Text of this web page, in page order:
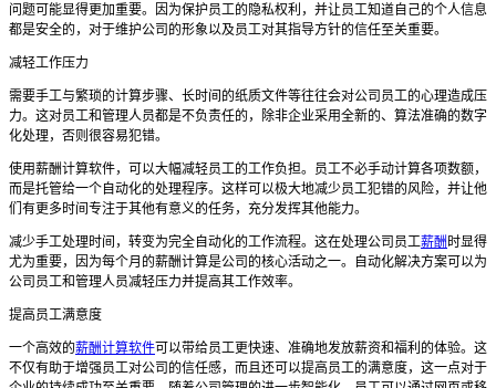
问题可能显得更加重要。因为保护员工的隐私权利，并让员工知道自己的个人信息
都是安全的，对于维护公司的形象以及员工对其指导方针的信任至关重要。
减轻工作压力
需要手工与繁琐的计算步骤、长时间的纸质文件等往往会对公司员工的心理造成压
力。这对员工和管理人员都是不负责任的，除非企业采用全新的、算法准确的数字
化处理，否则很容易犯错。
使用薪酬计算软件，可以大幅减轻员工的工作负担。员工不必手动计算各项数额，
而是托管给一个自动化的处理程序。这样可以极大地减少员工犯错的风险，并让他
们有更多时间专注于其他有意义的任务，充分发挥其他能力。
减少手工处理时间，转变为完全自动化的工作流程。这在处理公司员工薪酬时显得
尤为重要，因为每个月的薪酬计算是公司的核心活动之一。自动化解决方案可以为
公司员工和管理人员减轻压力并提高其工作效率。
提高员工满意度
一个高效的薪酬计算软件可以带给员工更快速、准确地发放薪资和福利的体验。这
不仅有助于增强员工对公司的信任感，而且还可以提高员工的满意度，这一点对于